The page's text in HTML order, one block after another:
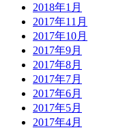
2018年1月
2017年11月
2017年10月
2017年9月
2017年8月
2017年7月
2017年6月
2017年5月
2017年4月